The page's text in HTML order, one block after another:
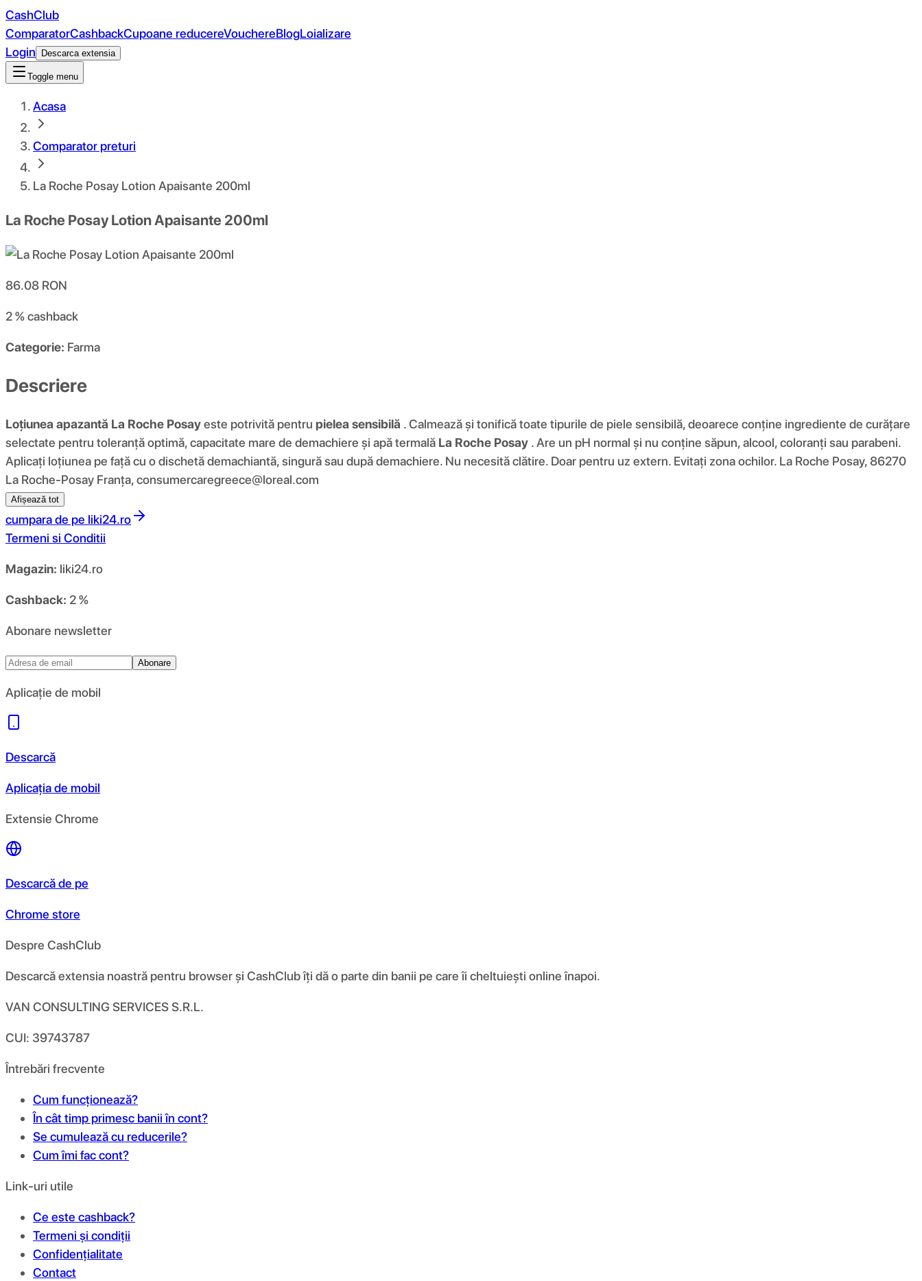
CashClub
ComparatorCashbackCupoane reducereVouchereBlogLoializare
Login
Descarca extensia
Toggle menu
Acasa
Comparator preturi
La Roche Posay Lotion Apaisante 200ml
La Roche Posay Lotion Apaisante 200ml
86.08 RON
2 %cashback
Categorie: Farma
Descriere
Loțiunea apazantă La Roche Posayeste potrivită pentru pielea sensibilă . Calmează și tonifică toate tipurile de piele sensibilă, deoarece conține ingrediente de curățare
selectate pentru toleranță optimă, capacitate mare de demachiere și apă termală La Roche Posay . Are un pH normal și nu conține săpun, alcool, coloranți sau parabeni.
Aplicați loțiunea pe față cu o dischetă demachiantă, singură sau după demachiere. Nu necesită clătire. Doar pentru uz extern. Evitați zona ochilor. La Roche Posay, 86270
La Roche-Posay Franța, consumercaregreece@loreal.com
Afișează tot
cumpara de pe liki24.ro
Termeni si Conditii
Magazin: liki24.ro
Cashback: 2 %
Abonare newsletter
Abonare
Aplicație de mobil
Descarcă
Aplicația de mobil
Extensie Chrome
Descarcă de pe
Chrome store
Despre CashClub
Descarcă extensia noastră pentru browser și CashClub îți dă o parte din banii pe care îi cheltuiești online înapoi.
VAN CONSULTING SERVICES S.R.L.
CUI: 39743787
Întrebări frecvente
Cum funcționează?
În cât timp primesc banii în cont?
Se cumulează cu reducerile?
Cum îmi fac cont?
Link-uri utile
Ce este cashback?
Termeni și condiții
Confidențialitate
Contact